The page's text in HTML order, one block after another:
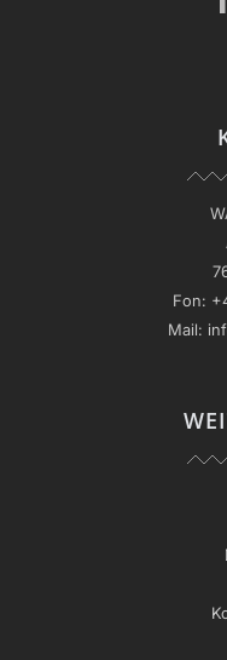
Fon:
Mail: